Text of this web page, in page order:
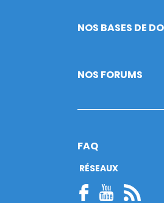
NOS BASES DE
NOS FORUMS
FAQ
RÉSEAUX